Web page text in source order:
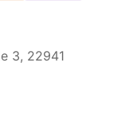
3, 22941